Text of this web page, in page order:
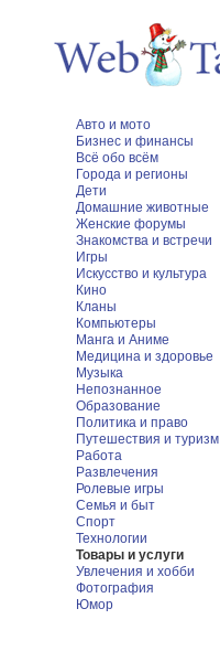
Авто и мото
Бизнес и финансы
Всё обо всём
Города и регионы
Дети
Домашние животные
Женские форумы
Знакомства и встречи
Игры
Искусство и культура
Кино
Кланы
Компьютеры
Манга и Аниме
Медицина и здоровье
Музыка
Непознанное
Образование
Политика и право
Путешествия и туризм
Работа
Развлечения
Ролевые игры
Семья и быт
Спорт
Технологии
Товары и услуги
Увлечения и хобби
Фотография
Юмор